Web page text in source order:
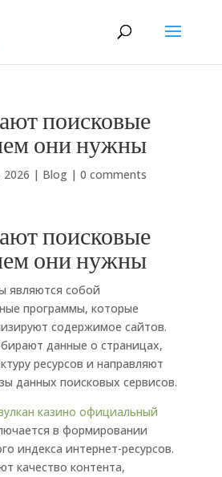
поисковые
они нужны
2026 | Blog| 0 comments
поисковые
они нужны
являются собой
программы, которые
содержимое сайтов.
данные о страницах,
ресурсов и направляют
данных поисковых сервисов.
казино официальный
в формировании
индекса интернет-ресурсов.
качество контента,